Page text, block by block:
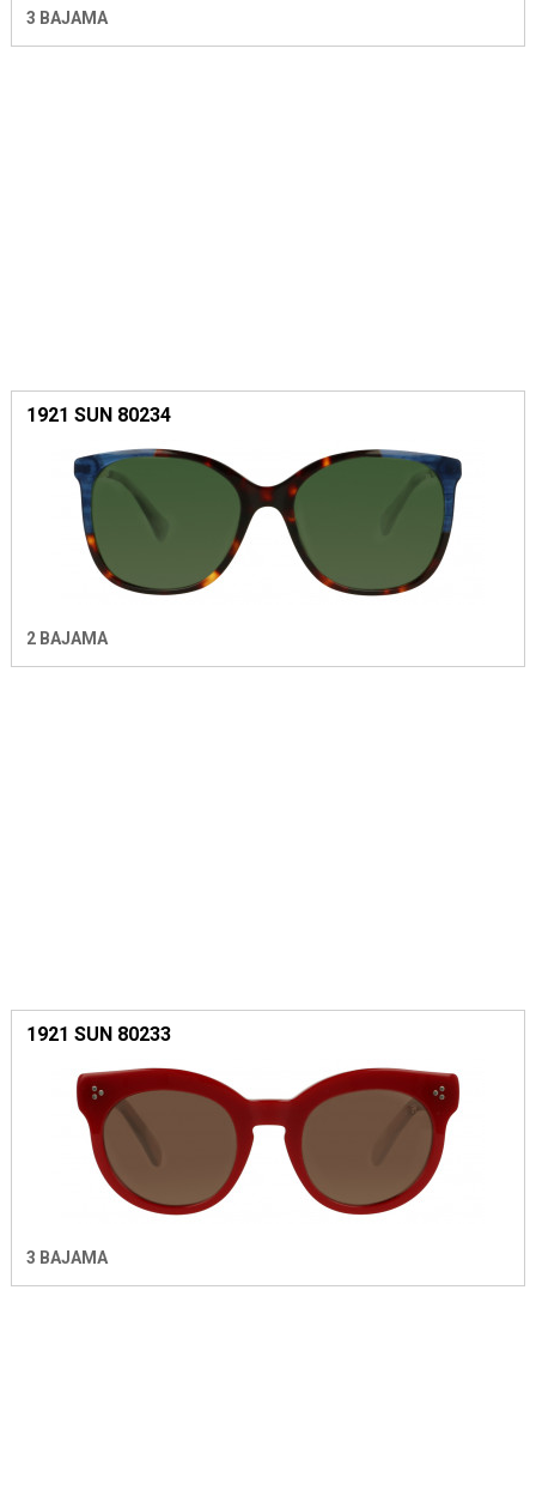
3 BAJAMA
1921 SUN 80234
2 BAJAMA
1921 SUN 80233
3 BAJAMA